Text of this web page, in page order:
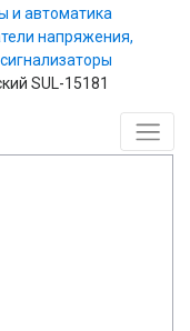
и автоматика
напряжения,
SUL-15181